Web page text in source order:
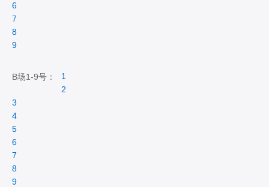
6
7
8
9
B场1-9号：
1
2
3
4
5
6
7
8
9